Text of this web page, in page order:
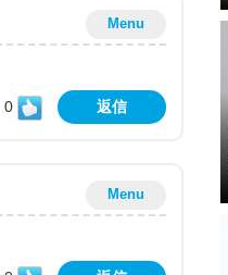
Menu
0 返信
Menu